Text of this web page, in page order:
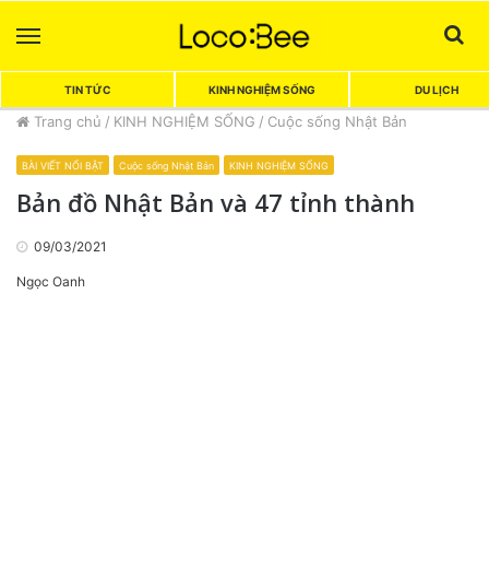
TIN TỨC KINH NGHIỆM SỐNG DU LỊCH
Trang chủ / KINH NGHIỆM SỐNG / Cuộc sống Nhật Bản
BÀI VIẾT NỔI BẬT Cuộc sống Nhật Bản KINH NGHIỆM SỐNG
Bản đồ Nhật Bản và 47 tỉnh thành
09/03/2021
Ngọc Oanh